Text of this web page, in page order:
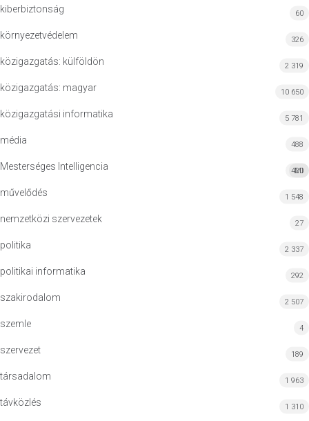
kiberbiztonság 60
környezetvédelem 326
közigazgatás: külföldön 2 319
közigazgatás: magyar 10 650
közigazgatási informatika 5 781
média 488
Mesterséges Intelligencia MI
420
művelődés 1 548
nemzetközi szervezetek 27
politika 2 337
politikai informatika 292
szakirodalom 2 507
szemle 4
szervezet 189
társadalom 1 963
távközlés 1 310